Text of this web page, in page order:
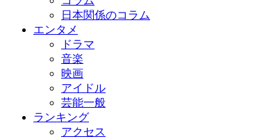
日本関係のコラム
エンタメ
ドラマ
音楽
映画
アイドル
芸能一般
ランキング
アクセス